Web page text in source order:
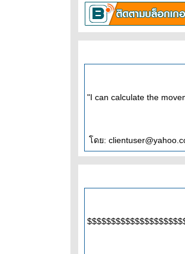
"I can calculate the
ดย: